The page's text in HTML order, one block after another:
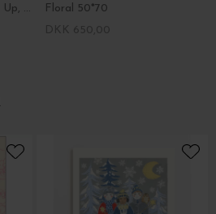
Ramen Noodles Gul Close Up, 50*70
Floral 50*70